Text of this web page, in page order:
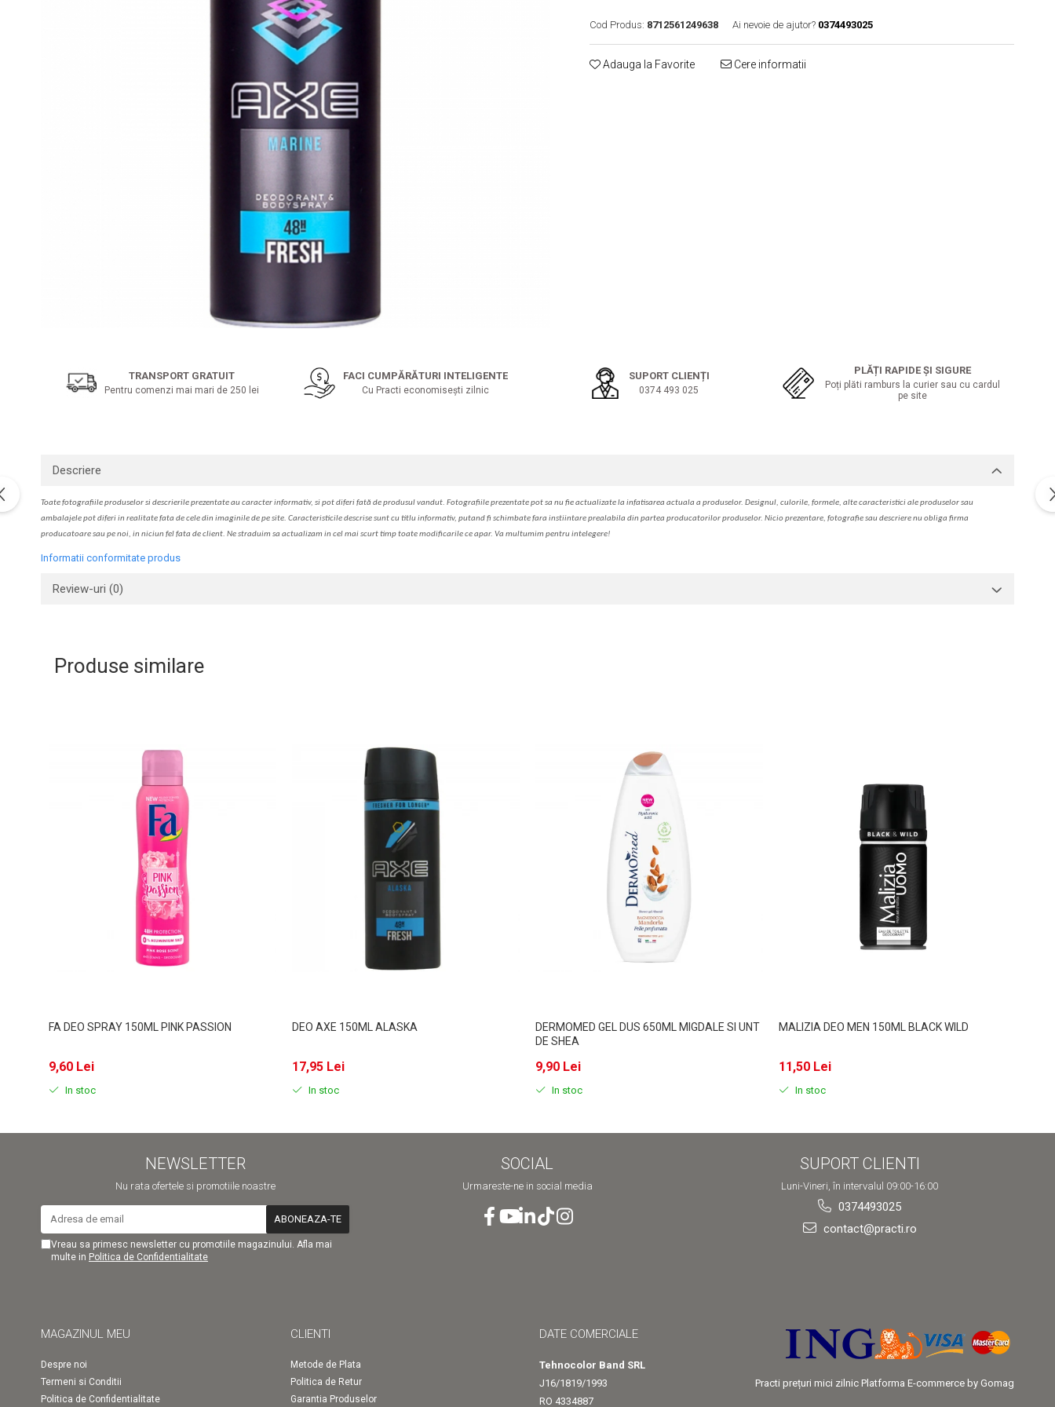
Vata demachianta
Facebook
Cod Produs: 8712561249638 Ai nevoie de ajutor? 0374493025
Adauga la Favorite Cere informatii
TRANSPORT GRATUIT
Pentru comenzi mai mari de 250 lei
FACI CUMPĂRĂTURI INTELIGENTE
Cu Practi economisești zilnic
SUPORT CLIENȚI
0374 493 025
PLĂȚI RAPIDE ȘI SIGURE
Poți plăti ramburs la curier sau cu cardul
pe site
Descriere
Toate fotografiile produselorsidescrierileprezentate au caracter informativ, si pot diferi fată de produsul vandut. Fotografiile prezentate pot sa nu fie actualizate la infatisarea actuala a produselor. Designul, culorile, formele, alte caracteristici ale produselor sau
ambalajele pot diferi in realitate fata de cele din imaginile de pe site. Caracteristicile descrise sunt cu titlu informativ, putand fi schimbate fara instiintare prealabila din partea producatorilor produselor. Nicio prezentare, fotografie sau descriere nu obliga firma
producatoare sau pe noi, in niciun fel fata de client. Ne straduim sa actualizam in cel mai scurt timp toate modificarile ce apar. Va multumim pentru intelegere!
Informatii conformitate produs
Review-uri (0)
Produse similare
FA DEO SPRAY 150ML PINK PASSION
9,60 Lei
In stoc
DEO AXE 150ML ALASKA
17,95 Lei
In stoc
DERMOMED GEL DUS 650ML MIGDALE SI UNT
DE SHEA
9,90 Lei
In stoc
MALIZIA DEO MEN 150ML BLACK WILD
11,50 Lei
In stoc
NEWSLETTER
Nu rata ofertele si promotiile noastre
Vreau sa primesc newsletter cu promotiile magazinului. Afla mai
multe in Politica de Confidentialitate
SOCIAL
Urmareste-ne in social media
SUPORT CLIENTI
Luni-Vineri, în intervalul 09:00-16:00
0374493025
contact@practi.ro
MAGAZINUL MEU
Despre noi
Termeni si Conditii
Politica de Confidentialitate
CLIENTI
Metode de Plata
Politica de Retur
Garantia Produselor
DATE COMERCIALE
Tehnocolor Band SRL
J16/1819/1993
RO 4334887
Practi prețuri mici zilnic Platforma E-commerce by Gomag